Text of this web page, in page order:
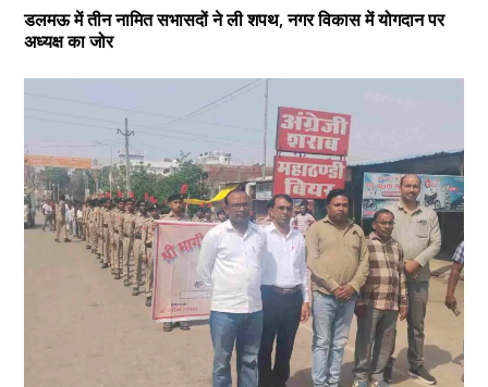
डलमऊ में तीन नामित सभासदों ने ली शपथ, नगर विकास में योगदान पर
अध्यक्ष का जोर